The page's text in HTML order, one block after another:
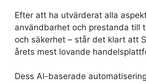
Efter att ha utvärderat alla
användbarhet och prestanda till
och säkerhet – står det klart att
årets mest lovande
Dess AI-baserade